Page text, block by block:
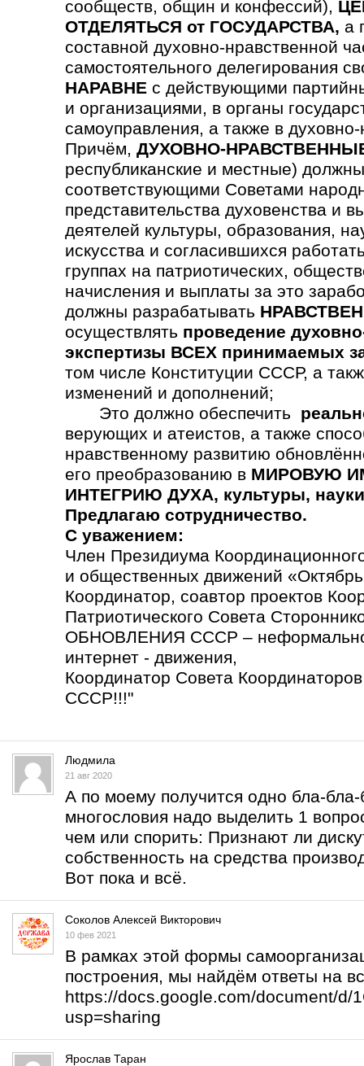
сообществ, общин и конфессий),
ОТДЕЛЯТЬСЯ от ГОСУДАРСТВА, а
составной духовно-нравственной
самостоятельного делегирования
НАРАВНЕ с действующими
и организациями, в органы
самоуправления, а также в
Причём, ДУХОВНО-
республиканские и местные)
соответствующими Советами
предста­вительства духовен­ства и
деятелей культуры, образования,
искусства и согла­сившихся
группах на патриотических,
начисления и выплаты за это
должны разрабатывать
осуществлять проведение
экспертизы ВСЕХ принимаемых
том числе Конституции СССР, а
изменений и дополнений;
Это должно обеспечить
верующих и атеистов, а также
нравственному развитию
его преобразованию в МИРОВУЮ
ИНТЕГРИЮ ДУХА, культуры,
Предлагаю сотрудничество.
С уважением:
Член Президиума
и общественных движений
Координатор, соавтор проектов
Патриотического Совета
ОБНОВЛЕНИЯ СССР –
интернет - движения,
Координатор Совета
СССР!!!"
Людмила
21 авг 2020
А по моему получится одно бла-бла-
многословия надо выделить 1
чем или спорить: Признают ли
собственность на средства
Вот пока и всё.
Соколов Алексей Викторович
10 фев 2021
В рамках этой формы
построения, мы найдём ответы на
https://docs.google.com/document/d/
usp=sharing
Ярослав Таран